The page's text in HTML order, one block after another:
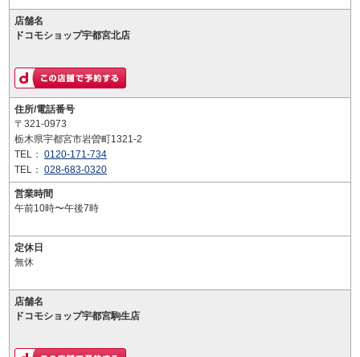
店舗名
ドコモショップ宇都宮北店
住所/電話番号
〒321-0973
栃木県宇都宮市岩曽町1321-2
TEL： 0120-171-734
TEL： 028-683-0320
営業時間
午前10時〜午後7時
定休日
無休
店舗名
ドコモショップ宇都宮駒生店